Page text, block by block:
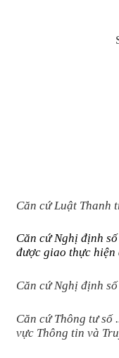
Căn cứLuật Thanh
Căn cứ Nghị định số
được giao thực
Căn cứ Nghị định số
Căn cứ Thông tư số
vực Thông tin và